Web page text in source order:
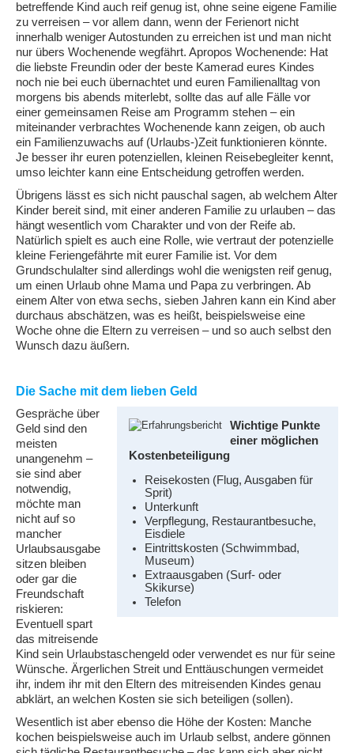
betreffende Kind auch reif genug ist, ohne seine eigene Familie
zu verreisen – vor allem dann, wenn der Ferienort nicht
innerhalb weniger Autostunden zu erreichen ist und man nicht
nur übers Wochenende wegfährt. Apropos Wochenende: Hat
die liebste Freundin oder der beste Kamerad eures Kindes
noch nie bei euch übernachtet und euren Familienalltag von
morgens bis abends miterlebt, sollte das auf alle Fälle vor
einer gemeinsamen Reise am Programm stehen – ein
miteinander verbrachtes Wochenende kann zeigen, ob auch
ein Familienzuwachs auf (Urlaubs-)Zeit funktionieren könnte.
Je besser ihr euren potenziellen, kleinen Reisebegleiter kennt,
umso leichter kann eine Entscheidung getroffen werden.
Übrigens lässt es sich nicht pauschal sagen, ab welchem Alter
Kinder bereit sind, mit einer anderen Familie zu urlauben – das
hängt wesentlich vom Charakter und von der Reife ab.
Natürlich spielt es auch eine Rolle, wie vertraut der potenzielle
kleine Feriengefährte mit eurer Familie ist. Vor dem
Grundschulalter sind allerdings wohl die wenigsten reif genug,
um einen Urlaub ohne Mama und Papa zu verbringen. Ab
einem Alter von etwa sechs, sieben Jahren kann ein Kind aber
durchaus abschätzen, was es heißt, beispielsweise eine
Woche ohne die Eltern zu verreisen – und so auch selbst den
Wunsch dazu äußern.
Die Sache mit dem lieben Geld
Wichtige Punkte
einer möglichen
Kostenbeteiligung
Reisekosten (Flug, Ausgaben für
Sprit)
Unterkunft
Verpflegung, Restaurantbesuche,
Eisdiele
Eintrittskosten (Schwimmbad,
Museum)
Extraausgaben (Surf- oder
Skikurse)
Telefon
Gespräche über
Geld sind den
meisten
unangenehm –
sie sind aber
notwendig,
möchte man
nicht auf so
mancher
Urlaubsausgabe
sitzen bleiben
oder gar die
Freundschaft
riskieren:
Eventuell spart
das mitreisende
Kind sein Urlaubstaschengeld oder verwendet es nur für seine
Wünsche. Ärgerlichen Streit und Enttäuschungen vermeidet
ihr, indem ihr mit den Eltern des mitreisenden Kindes genau
abklärt, an welchen Kosten sie sich beteiligen (sollen).
Wesentlich ist aber ebenso die Höhe der Kosten: Manche
kochen beispielsweise auch im Urlaub selbst, andere gönnen